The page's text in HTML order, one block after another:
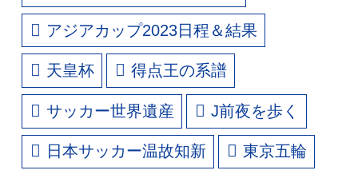
アジアカップ2023日程＆結果
天皇杯 得点王の系譜
サッカー世界遺産 J前夜を歩く
日本サッカー温故知新 東京五輪